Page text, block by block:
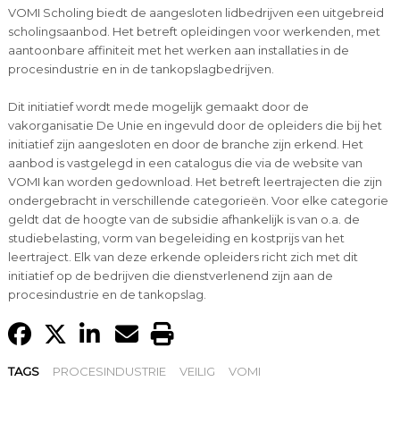
VOMI Scholing biedt de aangesloten lidbedrijven een uitgebreid
scholingsaanbod. Het betreft opleidingen voor werkenden, met
aantoonbare affiniteit met het werken aan installaties in de
procesindustrie en in de tankopslagbedrijven.
Dit initiatief wordt mede mogelijk gemaakt door de
vakorganisatie De Unie en ingevuld door de opleiders die bij het
initiatief zijn aangesloten en door de branche zijn erkend. Het
aanbod is vastgelegd in een catalogus die via de website van
VOMI kan worden gedownload. Het betreft leertrajecten die zijn
ondergebracht in verschillende categorieën. Voor elke categorie
geldt dat de hoogte van de subsidie afhankelijk is van o.a. de
studiebelasting, vorm van begeleiding en kostprijs van het
leertraject. Elk van deze erkende opleiders richt zich met dit
initiatief op de bedrijven die dienstverlenend zijn aan de
procesindustrie en de tankopslag.
TAGS PROCESINDUSTRIE VEILIG VOMI